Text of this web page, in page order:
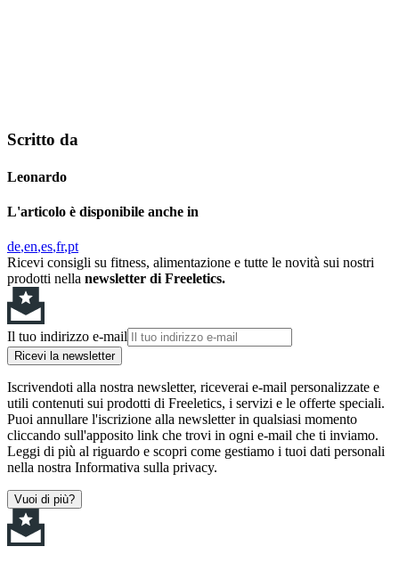
Scritto da
Leonardo
L'articolo è disponibile anche in
de en es fr pt
Ricevi consigli su fitness, alimentazione e tutte le novità sui nostri
prodotti nella newsletter di Freeletics.
Il tuo indirizzo e-mail
Ricevi la newsletter
Iscrivendoti alla nostra newsletter, riceverai e-mail personalizzate e
utili contenuti sui prodotti di Freeletics, i servizi e le offerte speciali.
Puoi annullare l'iscrizione alla newsletter in qualsiasi momento
cliccando sull'apposito link che trovi in ogni e-mail che ti inviamo.
Leggi di più al riguardo e scopri come gestiamo i tuoi dati personali
nella nostra Informativa sulla privacy.
Vuoi di più?